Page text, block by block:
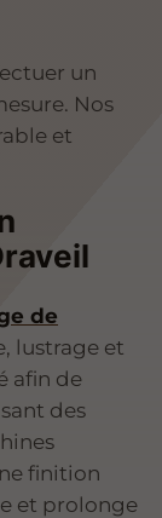
un
Nos
et
de
lustrage et
afin de
des
finition
et prolonge